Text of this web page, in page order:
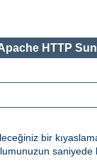
HTTP
bir